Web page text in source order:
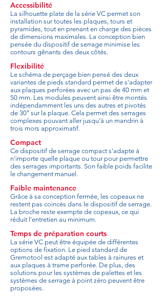
Accessibilité
La silhouette plate de la série VC permet son
installation sur toutes les plaques, tours et
pyramides, tout en prenant en charge des pièces
de dimensions maximales. La conception bien
pensée du dispositif de serrage minimise les
contours gênants des deux côtés.
Flexibilité
Le schéma de perçage bien pensé des deux
variantes de pieds standard permet de s'adapter
aux plaques perforées avec un pas de 40 mm et
50 mm. Les modules peuvent ainsi être montés
indépendamment les uns des autres et pivotés
de 30° sur la plaque. Cela permet des serrages
complexes pouvant aller jusqu'à un mandrin à
trois mors approximatif.
Compact
Ce dispositif de serrage compact s'adapte à
n'importe quelle plaque ou tour pour permettre
des serrages importants. Son faible poids facilite
le changement manuel.
Faible maintenance
Grâce à sa conception fermée, les copeaux ne
restent pas coincés dans le dispositif de serrage.
La broche reste exempte de copeaux, ce qui
réduit l'entretien au minimum.
Temps de préparation courts
La série VC peut être équipée de différentes
options de fixation. Le pied standard de
Gremotool est adapté aux tables à rainures et
aux plaques à trame perforée. De plus, des
solutions pour les systèmes de palettes et les
systèmes de serrage à point zéro peuvent être
proposées.